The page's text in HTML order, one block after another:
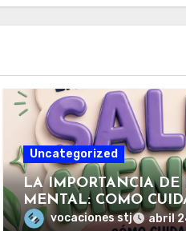
Uncategorized
LA IMPORTANCIA DE
MENTAL: COMO
BIENESTAR
vocaciones stj abril